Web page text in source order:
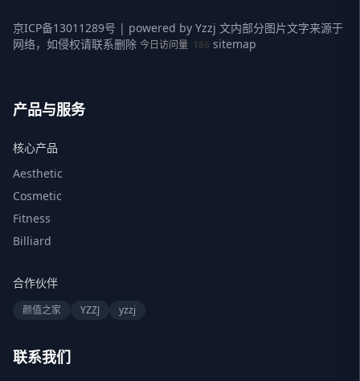
京ICP备13011289号 | powered by Yzzj 文内部分图片文字来源于
网络，如侵权请联系删除 今日访问量 186 sitemap
产品与服务
核心产品
Aesthetic
Cosmetic
Fitness
Billiard
合作伙伴
颜值之家 YZZJ yzzj
联系我们